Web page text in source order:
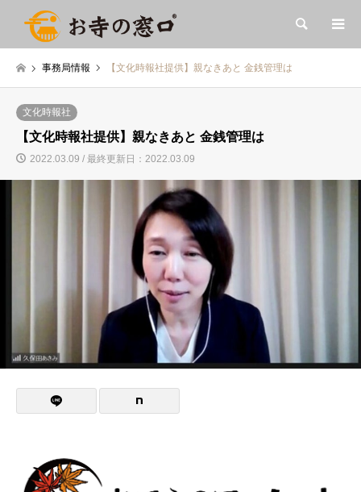
検索
事務局情報 【文化時報社提供】親なきあと 金銭管理は
文化時報社
【文化時報社提供】親なきあと 金銭管理は
2022.03.09 / 最終更新日：2022.03.09